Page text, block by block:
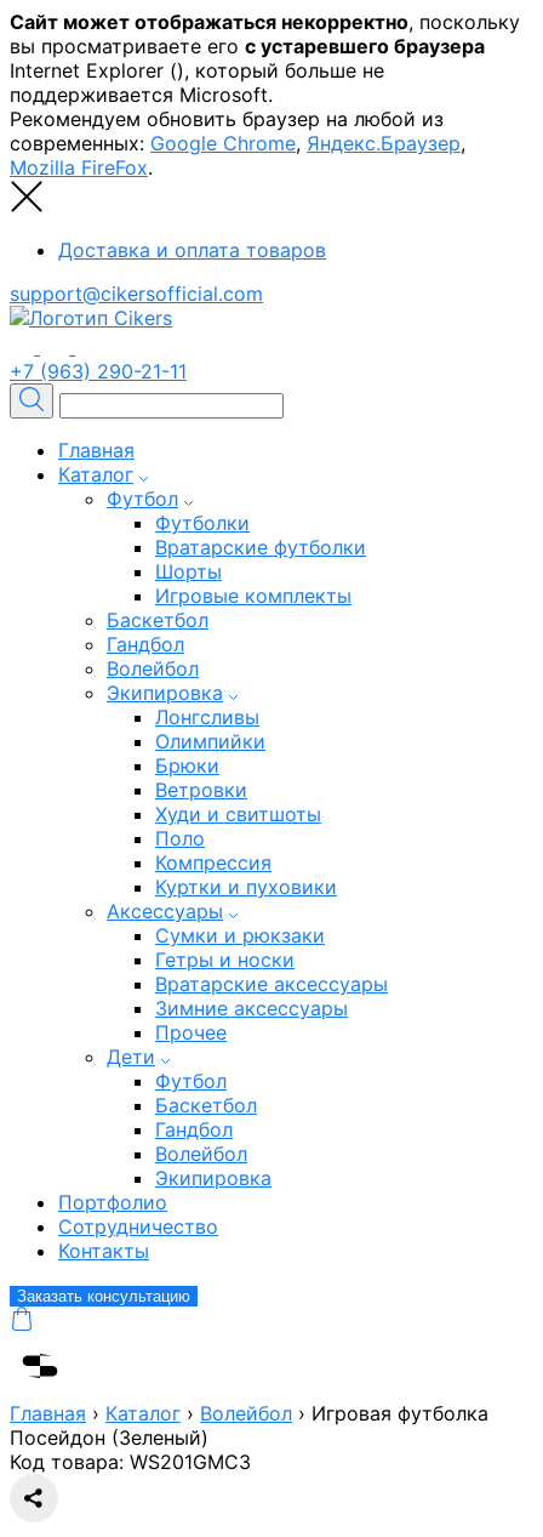
Сайт может отображаться некорректно, поскольку
вы просматриваете его с устаревшего браузера
Internet Explorer (), который больше не
поддерживается Microsoft.
Рекомендуем обновить браузер на любой из
современных: Google Chrome, Яндекс.Браузер,
Mozilla FireFox.
Доставка и оплата товаров
support@cikersofficial.com
+7 (963) 290-21-11
Главная
Каталог
Футбол
Футболки
Вратарские футболки
Шорты
Игровые комплекты
Баскетбол
Гандбол
Волейбол
Экипировка
Лонгсливы
Олимпийки
Брюки
Ветровки
Худи и свитшоты
Поло
Компрессия
Куртки и пуховики
Аксессуары
Сумки и рюкзаки
Гетры и носки
Вратарские аксессуары
Зимние аксессуары
Прочее
Дети
Футбол
Баскетбол
Гандбол
Волейбол
Экипировка
Портфолио
Сотрудничество
Контакты
Заказать консультацию
Главная › Каталог › Волейбол › Игровая футболка
Посейдон (Зеленый)
Код товара: WS201GMC3